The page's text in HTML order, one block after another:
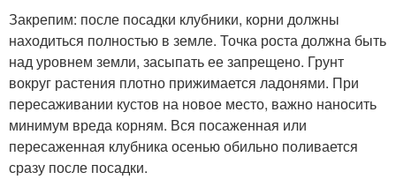
Закрепим: после посадки клубники, корни должны
находиться полностью в земле. Точка роста должна быть
над уровнем земли, засыпать ее запрещено. Грунт
вокруг растения плотно прижимается ладонями. При
пересаживании кустов на новое место, важно наносить
минимум вреда корням. Вся посаженная или
пересаженная клубника осенью обильно поливается
сразу после посадки.